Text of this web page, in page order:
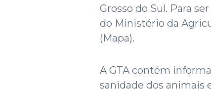
Grosso do Sul. Para
do Ministério da
(Mapa).
A GTA contém
sanidade dos animais